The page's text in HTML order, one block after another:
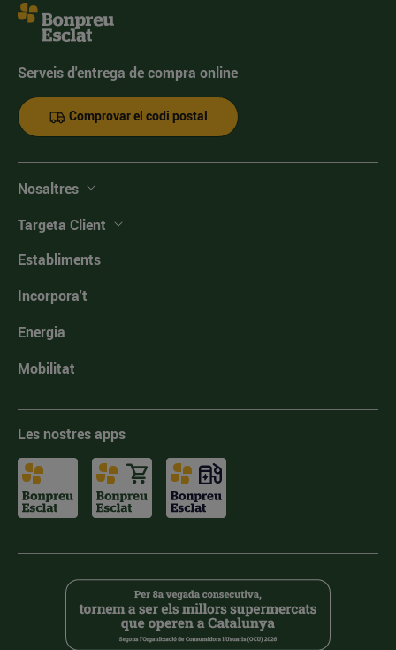
Serveis d'entrega de compra online
Comprovar el codi postal
Nosaltres
Targeta Client
Establiments
Incorpora't
Energia
Mobilitat
Les nostres apps